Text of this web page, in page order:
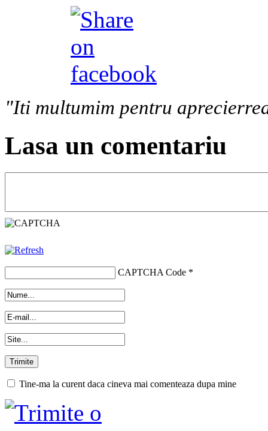
"Iti multumim pentru
Lasa un comentariu
CAPTCHA Code *
Tine-ma la curent daca cineva mai comenteaza dupa mine